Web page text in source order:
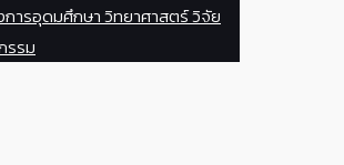
การอุดมศึกษา วิทยาศาสตร์ วิจัย
รรม